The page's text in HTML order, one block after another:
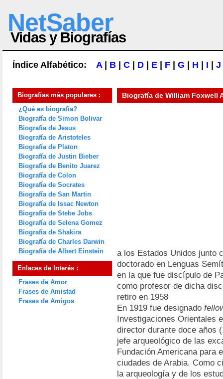
NetSaber
Vidas y Biografías
Índice Alfabético: A| B C D E F G H I J
Biografías más populares :
¿Qué es biografía?
Biografía de Simon Bolivar
Biografía de Jesus
Biografía de Aristoteles
Biografía de Platon
Biografía de Justin Bieber
Biografía de Benito Juarez
Biografía de Colon
Biografía de Socrates
Biografía de San Martin
Biografía de Issac Newton
Biografía de Stebe Jobs
Biografía de Selena Gomez
Biografía de Shakira
Biografía de Charles Darwin
Biografía de Albert Einstein
Enlaces de Interés :
Frases de Amor
Frases de Amistad
Frases de Amigos
Biografía de William Foxwell
a los Estados Unidos junto
doctorado en Lenguas
en la que fue discípulo de
como profesor de dicha
retiro en 1958
En 1919 fue designado
Investigaciones Orientales
director durante doce años
jefe arqueológico de las
Fundación Americana para
ciudades de Arabia. Como
la arqueología y de los